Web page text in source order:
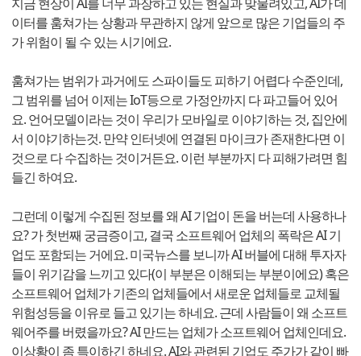
지금 현상이 AI를 너무 과장하고 있는 현실과 맞물려있고, AI가 데
이터를 훔쳐가는 상황과 무관하지 않게 앞으로 많은 기업들의 주
가 위험이 될 수 있는 시기에요.
훔쳐가는 범위가 과거에도 스파이들도 피하기 어렵다 수준인데,
그 범위를 넘어 이제는 IoT등으로 가정안까지 다 파고들어 있어
요. 언어모델이라는 것이 우리가 모바일로 이야기하는 것, 집안에
서 이야기하는것. 만약 인터넷에 연결된 마이크가 존재한다면 이
것으로 다 수집하는 것이거든요. 이런 부분까지 다 피해가려면 힘
들긴 하여요.
그런데 이렇게 수집된 정보를 왜 AI 기업이 돈을 버는데 사용하나
요? 가 첫번째 궁금증이고, 결국 소프트웨어 업체의 폭락은 AI 기
업도 포함되는 거에요. 미국뉴스를 보니까 AI 버블에 대해 투자자
들이 위기감을 느끼고 있다(이 부분은 이해되는 부분이에요) 혹은
소프트웨어 업체가 기존의 업체들에서 새로운 업체들로 교체될
위험성등을 이유로 들고 있기는 하네요. 근데 사람들이 왜 소프트
웨어주를 버렸을까요? AI 만드는 업체가 소프트웨어 업체인데요.
이상황이 좀 특이하긴 하네요. AI와 관련된 기업도 주가가 같이 빠